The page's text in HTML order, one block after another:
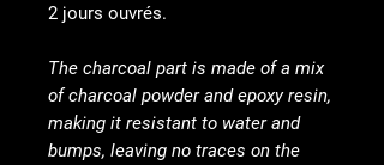
2 jours ouvrés.
The charcoal part is made of a mix
of charcoal powder and epoxy resin,
making it resistant to water and
bumps, leaving no traces on the